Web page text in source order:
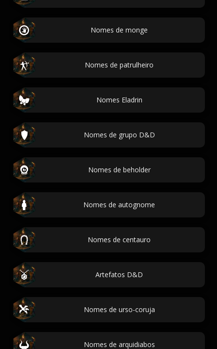
Nomes de monge
Nomes de patrulheiro
Nomes Eladrin
Nomes de grupo D&D
Nomes de beholder
Nomes de autognome
Nomes de centauro
Artefatos D&D
Nomes de urso-coruja
Nomes de arquidiabos